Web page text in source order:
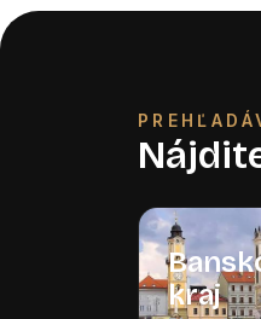
kraj